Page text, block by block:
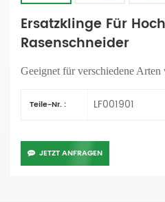
Ersatzklinge Für
Rasenschneider
Geeignet für verschiedene Arten
Teile-Nr. : LF001901
JETZT ANFRAGEN